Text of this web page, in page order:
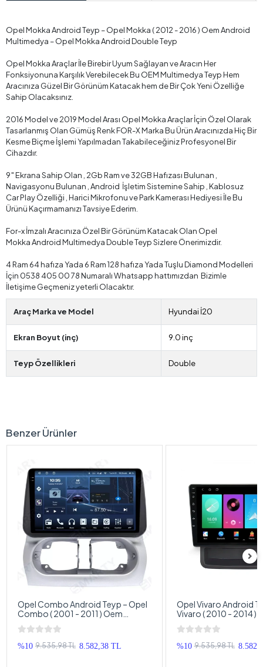
Opel Mokka Android Teyp – Opel Mokka ( 2012 - 2016 ) Oem Android
Multimedya – Opel Mokka Android Double Teyp
Opel Mokka Araçlar İle Birebir Uyum Sağlayan ve Aracın Her
Fonksiyonuna Karşılık Verebilecek Bu OEM Multimedya Teyp Hem
Aracınıza Güzel Bir Görünüm Katacak hem de Bir Çok Yeni Özelliğe
Sahip Olacaksınız.
2016 Model ve 2019 Model Arası Opel Mokka Araçlar İçin Özel Olarak
Tasarlanmış Olan Gümüş Renk FOR-X Marka Bu Ürün Aracınızda Hiç Bir
Kesme Biçme İşlemi Yapılmadan Takabileceğiniz Profesyonel Bir
Cihazdır.
9″ Ekrana Sahip Olan , 2Gb Ram ve 32GB Hafızası Bulunan ,
Navigasyonu Bulunan , Android İşletim Sistemine Sahip , Kablosuz
Car Play Özelliği , Harici Mikrofonu ve Park Kamerası Hediyesi İle Bu
Ürünü Kaçırmamanızı Tavsiye Ederim.
For-x İmzalı Aracınıza Özel Bir Görünüm Katacak Olan Opel
Mokka Android Multimedya Double Teyp Sizlere Önerimizdir.
4 Ram 64 hafıza Yada 6 Ram 128 hafıza Yada Tuşlu Diamond Modelleri
İçin 0538 405 00 78 Numaralı Whatsapp hattımızdan Bizimle
İletişime Geçmeniz yeterli Olacaktır.
Araç Marka ve Model Hyundai İ20
Ekran Boyut (inç) 9.0 inç
Teyp Özellikleri Double
Benzer Ürünler
Opel Combo Android Teyp – Opel
Combo ( 2001 - 2011 ) Oem
Android Multimedya – Opel
Combo Android Double Teyp
%10 9.535,98 TL 8.582,38 TL
Opel Vivaro Android
Vivaro ( 2010 - 2014 )
Multimedya – Opel
Double Teyp
%10 9.535,98 TL